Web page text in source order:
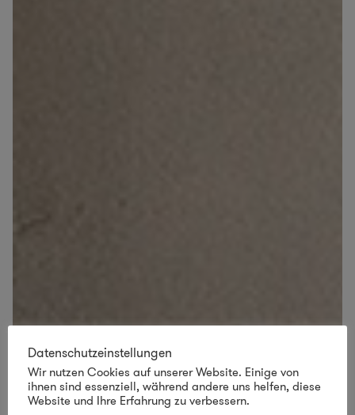
Datenschutzeinstellungen
Wir nutzen Cookies auf unserer Website. Einige von
ihnen sind essenziell, während andere uns helfen, diese
Website und Ihre Erfahrung zu verbessern.